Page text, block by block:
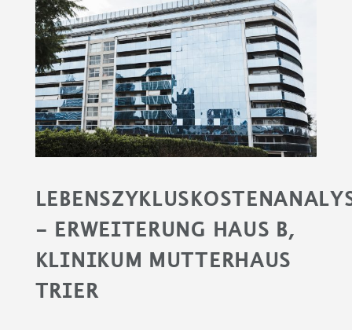
– ERWEITERUNG HAUS B,
KLINIKUM MUTTERHAUS
TRIER